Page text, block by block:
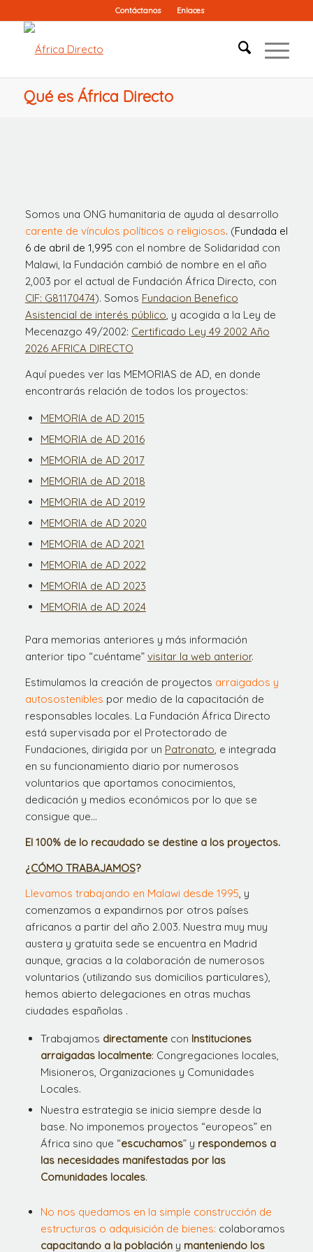
Contáctanos Enlaces
Qué es África Directo
Somos una ONG humanitaria de ayuda al desarrollo
carente de vínculos políticos o religiosos. (Fundada el
6 de abril de 1,995 con el nombre de Solidaridad con
Malawi, la Fundación cambió de nombre en el año
2,003 por el actual de Fundación África Directo, con
CIF: G81170474). Somos Fundacion Benefico
Asistencial de interés público , y acogida a la Ley de
Mecenazgo 49/2002: Certificado Ley 49 2002 Año
2026 AFRICA DIRECTO
Aquí puedes ver las MEMORIAS de AD, en donde
encontrarás relación de todos los proyectos:
MEMORIA de AD 2015
MEMORIA de AD 2016
MEMORIA de AD 2017
MEMORIA de AD 2018
MEMORIA de AD 2019
MEMORIA de AD 2020
MEMORIA de AD 2021
MEMORIA de AD 2022
MEMORIA de AD 2023
MEMORIA de AD 2024
Para memorias anteriores y más información
anterior tipo “cuéntame” visitar la web anterior.
Estimulamos la creación de proyectos arraigados y
autosostenibles por medio de la capacitación de
responsables locales. La Fundación África Directo
está supervisada por el Protectorado de
Fundaciones, dirigida por un Patronato, e integrada
en su funcionamiento diario por numerosos
voluntarios que aportamos conocimientos,
dedicación y medios económicos por lo que se
consigue que…
El 100% de lo recaudado se destine a los proyectos.
¿CÓMO TRABAJAMOS?
Llevamos trabajando en Malawi desde 1995, y
comenzamos a expandirnos por otros países
africanos a partir del año 2.003. Nuestra muy muy
austera y gratuita sede se encuentra en Madrid
aunque, gracias a la colaboración de numerosos
voluntarios (utilizando sus domicilios particulares),
hemos abierto delegaciones en otras muchas
ciudades españolas .
Trabajamos directamentecon Instituciones
arraigadas localmente: Congregaciones locales,
Misioneros, Organizaciones y Comunidades
Locales.
Nuestra estrategia se inicia siempre desde la
base. No imponemos proyectos “europeos” en
África sino que “escuchamos” y respondemos a
las necesidades manifestadas por las
Comunidades locales.
No nos quedamos en la simple construcción de
estructuras o adquisición de bienes: colaboramos
capacitando a la poblacióny manteniendo los